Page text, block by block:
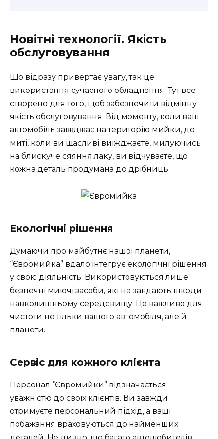
Новітні технології. Якість
обслуговування
Що відразу привертає увагу, так це
використання сучасного обладнання. Тут все
створено для того, щоб забезпечити відмінну
якість обслуговування. Від моменту, коли ваш
автомобіль заїжджає на територію мийки, до
миті, коли ви щасливі виїжджаєте, милуючись
на блискуче сяяння лаку, ви відчуваєте, що
кожна деталь продумана до дрібниць.
Екологічні рішення
Думаючи про майбутнє нашої планети,
“Євромийка” вдало інтегрує екологічні рішення
у свою діяльність. Використовуються лише
безпечні миючі засоби, які не завдають шкоди
навколишньому середовищу. Це важливо для
чистоти не тільки вашого автомобіля, але й
планети.
Сервіс для кожного клієнта
Персонал “Євромийки” відзначається
уважністю до своїх клієнтів. Ви завжди
отримуєте персональний підхід, а ваші
побажання враховуються до найменших
деталей. Не дивно, що багато автолюбителів